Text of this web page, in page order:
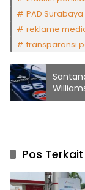
PAD Surabaya
reklame
transparansi
Pos Terkait